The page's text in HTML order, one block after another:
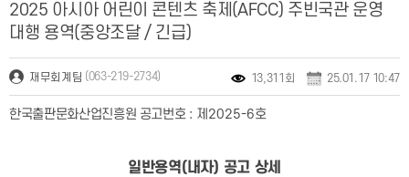
2025 아시아 어린이 콘텐츠 축제(AFCC) 주빈국관 운영
대행 용역(중앙조달 / 긴급)
재무회계팀 (063-219-2734) 13,311회 25.01.17 10:47
한국출판문화산업진흥원 공고번호 : 제 2025-6호
일반용역( 내자) 공고 상세